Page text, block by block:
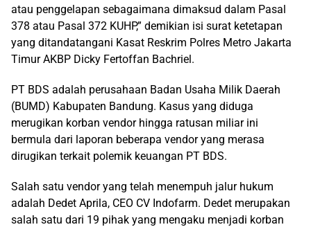
atau penggelapan sebagaimana dimaksud dalam Pasal
378 atau Pasal 372 KUHP,” demikian isi surat ketetapan
yang ditandatangani Kasat Reskrim Polres Metro Jakarta
Timur AKBP Dicky Fertoffan Bachriel.
PT BDS adalah perusahaan Badan Usaha Milik Daerah
(BUMD) Kabupaten Bandung. Kasus yang diduga
merugikan korban vendor hingga ratusan miliar ini
bermula dari laporan beberapa vendor yang merasa
dirugikan terkait polemik keuangan PT BDS.
Salah satu vendor yang telah menempuh jalur hukum
adalah Dedet Aprila, CEO CV Indofarm. Dedet merupakan
salah satu dari 19 pihak yang mengaku menjadi korban